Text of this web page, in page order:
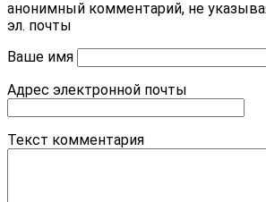
анонимный комментарий, не
эл. почты
Ваше имя
Адрес электронной почты
Текст комментария